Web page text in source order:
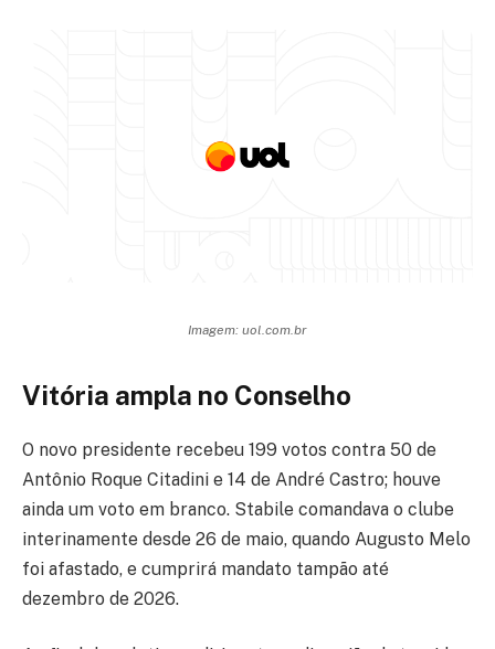
Imagem: uol.com.br
Vitória ampla no Conselho
O novo presidente recebeu 199 votos contra 50 de
Antônio Roque Citadini e 14 de André Castro; houve
ainda um voto em branco. Stabile comandava o clube
interinamente desde 26 de maio, quando Augusto Melo
foi afastado, e cumprirá mandato tampão até
dezembro de 2026.